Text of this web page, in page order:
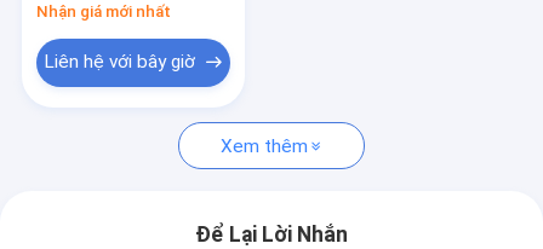
Nhận giá mới nhất
Liên hệ với bây giờ
Xem thêm
Để Lại Lời Nhắn